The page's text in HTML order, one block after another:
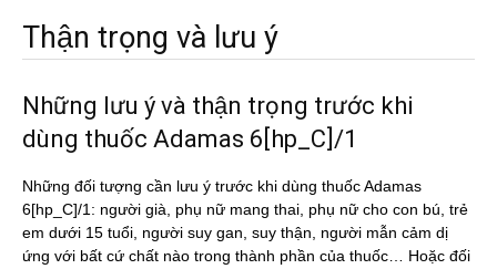
Thận trọng và lưu ý
Những lưu ý và thận trọng trước khi
dùng thuốc Adamas 6[hp_C]/1
Những đối tượng cần lưu ý trước khi dùng thuốc Adamas
6[hp_C]/1: người già, phụ nữ mang thai, phụ nữ cho con bú, trẻ
em dưới 15 tuổi, người suy gan, suy thận, người mẫn cảm dị
ứng với bất cứ chất nào trong thành phần của thuốc… Hoặc đối